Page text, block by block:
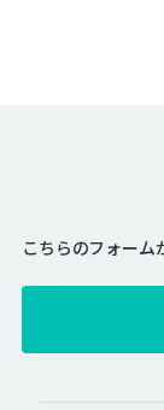
こちらのフォーム